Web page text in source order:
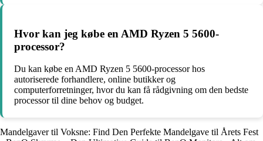
Hvor kan jeg købe en AMD Ryzen 5 5600-
processor?
Du kan købe en AMD Ryzen 5 5600-processor hos
autoriserede forhandlere, online butikker og
computerforretninger, hvor du kan få rådgivning om den bedste
processor til dine behov og budget.
Mandelgaver til Voksne: Find Den Perfekte Mandelgave til Årets Fest